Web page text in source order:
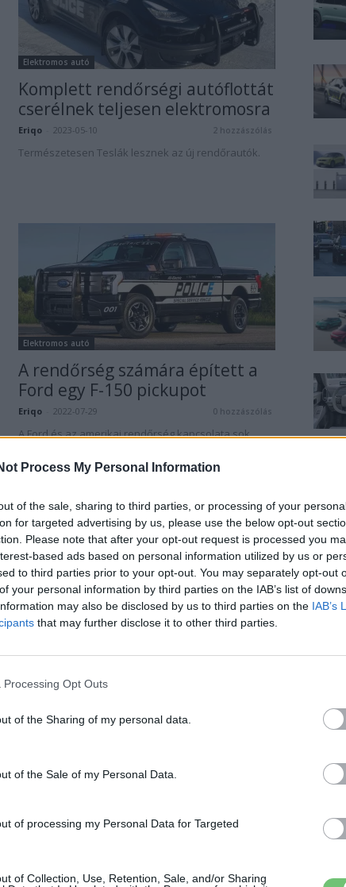
Process My Personal Information
of the sale, sharing to third parties, or processing of your
for targeted advertising by us, please use the below opt-out
Please note that after your opt-out request is processed you
based ads based on personal information utilized by us or
to third parties prior to your opt-out. You may separately opt-out
your personal information by third parties on the IAB’s list of
may also be disclosed by us to third parties on the IAB’s
that may further disclose it to other third parties.
Processing Opt Outs
of the Sharing of my personal data.
of the Sale of my Personal Data.
of processing my Personal Data for Targeted
of Collection, Use, Retention, Sale, and/or Sharing
Elektromos autó
Komplett rendőrségi autóflottát
cserélnek teljesen elektromosra
Eriqo 2023-05-10 2 hozzászólás
Természetesen Teslák lesznek az új rendőrautók.
Elektromos autó
A rendőrség számára épített a
Ford egy F-150 pickupot
Eriqo 2022-07-29 0 hozzászólás
A Ford és az amerikai rendőrség kapcsolata sok
Elektromos autó
A thaiföldi rendőrség Tesla
Model 3-mal erősít!
Egyre többen választják a tisztán elektromos
Kína
lehet
9